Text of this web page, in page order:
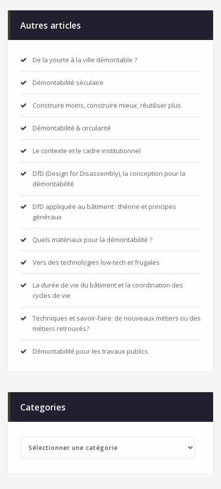
Autres articles
De la yourte à la ville démontable ?
Démontabilité séculaire
Construire moins, construire mieux, réutiliser plus
Démontabilité & circularité
Le contexte et le cadre institutionnel
DfD (Design for Disassembly), la conception pour la
démontabilité
DfD appliquée au bâtiment : théorie et principes
généraux
Quels matériaux pour la démontabilité ?
Vers des technologies low-tech et frugales
La durée de vie du bâtiment et la coordination des
cycles de vie
Techniques et savoir-faire: de nouveaux métiers ou des
métiers retrouvés?
Démontabilité pour les travaux publics
Categories